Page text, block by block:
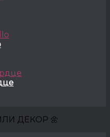
ДЕКОР 🌼